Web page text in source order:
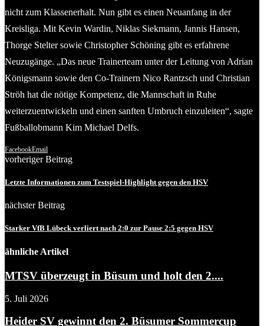
nicht zum Klassenerhalt. Nun gibt es einen Neuanfang in der
Kreisliga. Mit Kevin Wardin, Niklas Siekmann, Jannis Hansen,
Thorge Stelter sowie Christopher Schöning gibt es erfahrene
Neuzugänge. „Das neue Trainerteam unter der Leitung von Adrian
Königsmann sowie den Co-Trainern Nico Rantzsch und Christian
Ströh hat die nötige Kompetenz, die Mannschaft in Ruhe
weiterzuentwickeln und einen sanften Umbruch einzuleiten“, sagte
Fußballobmann Kim Michael Delfs.
FacebookEmail
vorheriger Beitrag
Letzte Informationen zum Testspiel-Highlight gegen den HSV
nächster Beitrag
Starker VfB Lübeck verliert nach 2:0 zur Pause 2:5 gegen HSV
ähnliche Artikel
MTSV überzeugt in Büsum und holt den 2....
5. Juli 2026
Heider SV gewinnt den 2. Büsumer Sommercup